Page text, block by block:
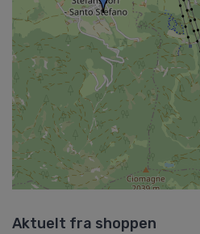
Aktuelt fra shoppen